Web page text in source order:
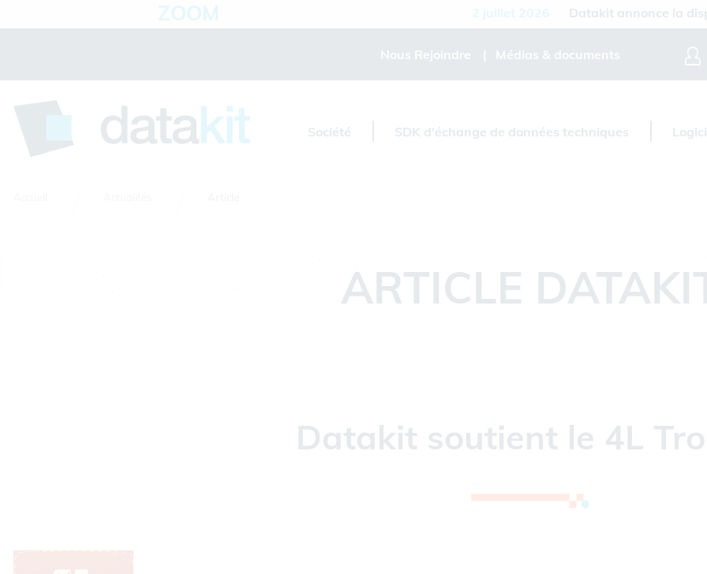
ZOOM 2 juillet 2026 Datakit annonce la
Nous Rejoindre Médias & documents
Société SDK d'échange de données techniques
ARTICLE
Datakit soutient le 4L
Panneau de gestion des cookies